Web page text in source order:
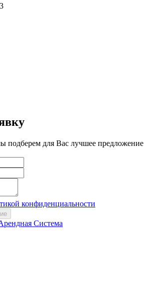
подберем для Вас лучшее предложение
конфиденциальности